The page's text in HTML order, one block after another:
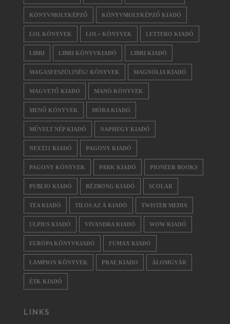
KÖNYVMOLYKÉPZŐ KÖNYVMOLYKÉPZŐ KIADÓ
LOL KÖNYVEK LOL+ KÖNYVEK LETTERO KIADÓ
LIBRI LIBRI KÖNYVKIADÓ LIBRI KIADÓ
MAGASFESZÜLTSÉG! KÖNYVEK MAGNÓLIA KIADÓ
MAGVETŐ KIADÓ MANÓ KÖNYVEK
MENŐ KÖNYVEK MÓRA KIADÓ
MŰVELT NÉP KIADÓ NAPHEGY KIADÓ
NEXT21 KIADÓ PAGONY KIADÓ
PAGONY KÖNYVEK PARK KIADÓ PIONEER BOOKS
PUBLIO KIADÓ RÉZBONG KIADÓ SCOLAR
TEA KIADÓ TILOS AZ Á KIADÓ TWISTER MEDIA
ULPIUS KIADÓ VIVANDRA KIADÓ WOW KIADÓ
EURÓPA KÖNYVKIADÓ FUMAX KIADÓ
LAMPION KÖNYVEK PRAE KIADO ÁLOMGYÁR
ÉTK KIADÓ
LINKS